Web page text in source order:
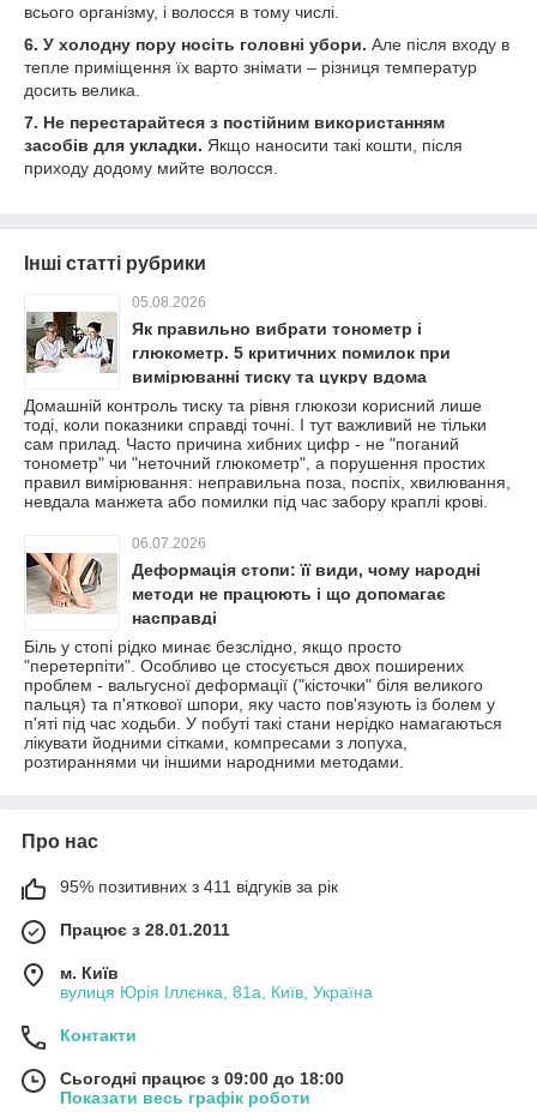
всього організму, і волосся в тому числі.
6. У холодну пору носіть головні убори. Але після входу в
тепле приміщення їх варто знімати – різниця температур
досить велика.
7. Не перестарайтеся з постійним використанням
засобів для укладки. Якщо наносити такі кошти, після
приходу додому мийте волосся.
Інші статті рубрики
05.08.2026
Як правильно вибрати тонометр і
глюкометр. 5 критичних помилок при
вимірюванні тиску та цукру вдома
Домашній контроль тиску та рівня глюкози корисний лише
тоді, коли показники справді точні. І тут важливий не тільки
сам прилад. Часто причина хибних цифр - не "поганий
тонометр" чи "неточний глюкометр", а порушення простих
правил вимірювання: неправильна поза, поспіх, хвилювання,
невдала манжета або помилки під час забору краплі крові.
06.07.2026
Деформація стопи: її види, чому народні
методи не працюють і що допомагає
насправді
Біль у стопі рідко минає безслідно, якщо просто
"перетерпіти". Особливо це стосується двох поширених
проблем - вальгусної деформації ("кісточки" біля великого
пальця) та п'яткової шпори, яку часто пов'язують із болем у
п'яті під час ходьби. У побуті такі стани нерідко намагаються
лікувати йодними сітками, компресами з лопуха,
розтираннями чи іншими народними методами.
Про нас
95% позитивних з 411 відгуків за рік
Працює з 28.01.2011
м. Київ
вулиця Юрія Іллєнка, 81а, Київ, Україна
Контакти
Сьогодні працює з 09:00 до 18:00
Показати весь графік роботи